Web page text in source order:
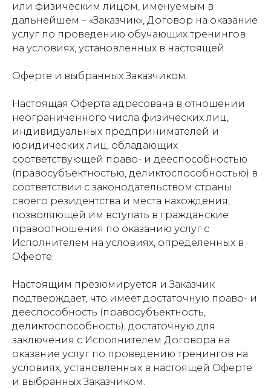
или физическим лицом, именуемым в
дальнейшем – «Заказчик», Договор на оказание
услуг по проведению обучающих тренингов
на условиях, установленных в настоящей
Оферте и выбранных Заказчиком.
Настоящая Оферта адресована в отношении
неограниченного числа физических лиц,
индивидуальных предпринимателей и
юридических лиц, обладающих
соответствующей право- и дееспособностью
(правосубъектностью, деликтоспособностью) в
соответствии с законодательством страны
своего резидентства и места нахождения,
позволяющей им вступать в гражданские
правоотношения по оказанию услуг с
Исполнителем на условиях, определенных в
Оферте.
Настоящим презюмируется и Заказчик
подтверждает, что имеет достаточную право- и
дееспособность (правосубъектность,
деликтоспособность), достаточную для
заключения с Исполнителем Договора на
оказание услуг по проведению тренингов на
условиях, установленных в настоящей Оферте
и выбранных Заказчиком.